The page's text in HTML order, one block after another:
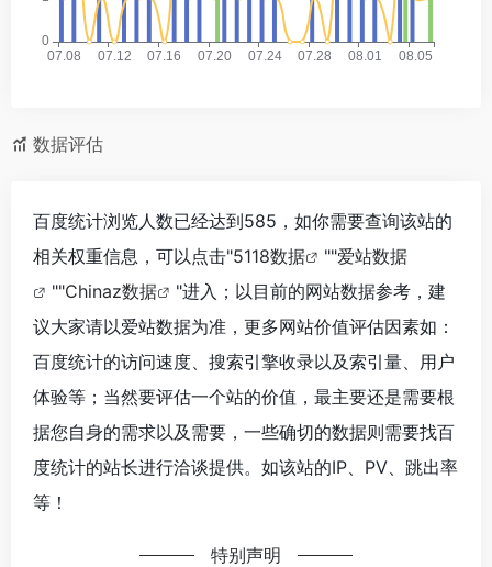
数据评估
百度统计浏览人数已经达到585，如你需要查询该站的
相关权重信息，可以点击"5118数据 ""爱站数据
""Chinaz数据
"进入；以目前的网站数据参考，建
议大家请以爱站数据为准，更多网站价值评估因素如：
百度统计的访问速度、搜索引擎收录以及索引量、用户
体验等；当然要评估一个站的价值，最主要还是需要根
据您自身的需求以及需要，一些确切的数据则需要找百
度统计的站长进行洽谈提供。如该站的IP、PV、跳出率
等！
特别声明